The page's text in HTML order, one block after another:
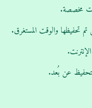
مخصصة.
تحفيظها والوقت المستغرق.
عن بُعد.